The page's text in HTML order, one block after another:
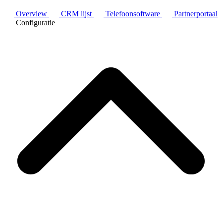
Overview CRM lijst Telefoonsoftware
Partnerportaal
Configuratie